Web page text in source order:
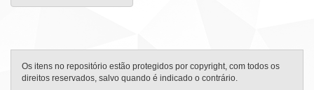
Os itens no repositório estão protegidos por copyright, com todos os
direitos reservados, salvo quando é indicado o contrário.